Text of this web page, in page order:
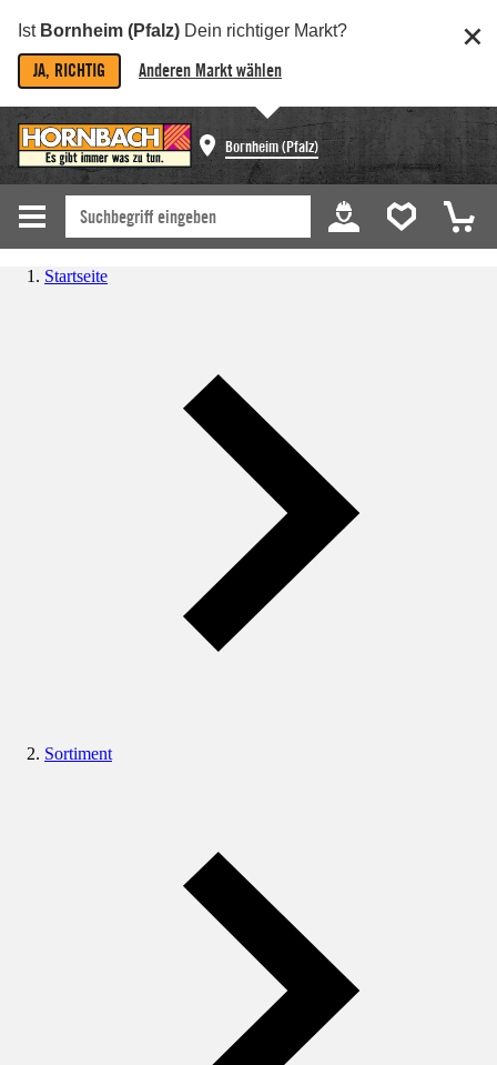
Ist Bornheim (Pfalz) Dein richtiger Markt?
JA, RICHTIG Anderen Markt wählen
Bornheim (Pfalz)
Startseite
Sortiment